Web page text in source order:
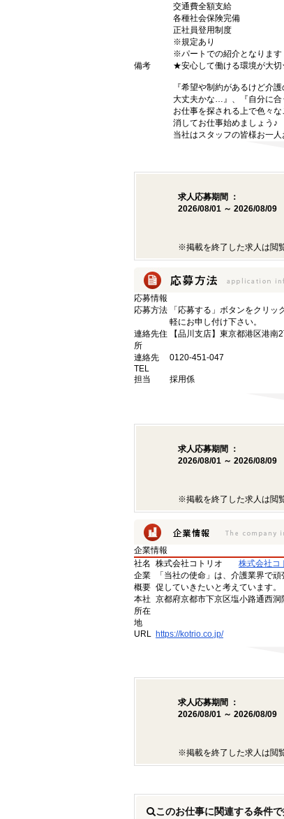
交通費全額支給
各種社会保険完備
正社員登用制度
※規定あり
※パートでの紹介となります
備考
★安心して働ける環境が大
『希望や制約があるけど介
大丈夫かな…』、『自分に合
お仕事を探される上で色々
消してお仕事始めましょう♪
当社はスタッフの皆様お一
求人応募期間 ：
2026/08/01 ～ 2026/08/09
※掲載を終了した求人は閲
応募情報
応募方法
「応募する」ボタンをクリ
軽にお申し付け下さい。
連絡先住
所
【品川支店】東京都港区港
連絡先
TEL
0120-451-047
担当 採用係
求人応募期間 ：
2026/08/01 ～ 2026/08/09
※掲載を終了した求人は閲
企業情報
社名
株式会社コトリオ
株式会社コ
企業
概要
「当社の使命」は、介護業界で
促していきたいと考えています
本社
所在
地
京都府京都市下京区塩小路通西
URL https://kotrio.co.jp/
求人応募期間 ：
2026/08/01 ～ 2026/08/09
※掲載を終了した求人は閲
このお仕事に関連する条件